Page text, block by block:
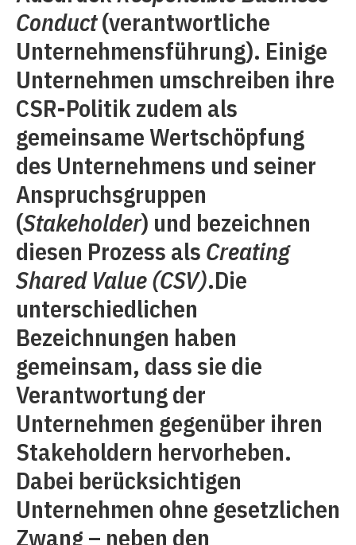
Conduct(verantwortliche
Unternehmensführung). Einige
Unternehmen umschreiben ihre
CSR-Politik zudem als
gemeinsame Wertschöpfung
des Unternehmens und seiner
Anspruchsgruppen
(Stakeholder) und bezeichnen
diesen Prozess als Creating
Shared Value (CSV).Die
unterschiedlichen
Bezeichnungen ­haben
gemeinsam, dass sie die
Verantwortung der
Unternehmen gegenüber ihren
Stakeholdern hervorheben.
Dabei berücksichtigen
Unternehmen ohne gesetzlichen
Zwang – neben den